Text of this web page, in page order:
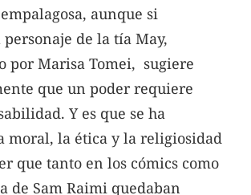
aunque si
de la tía May,
por Marisa Tomei, sugiere
que un poder requiere
Y es que se ha
moral, la ética y la religiosidad
que tanto en los cómics como
de Sam Raimi quedaban